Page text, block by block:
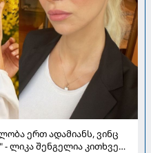
ერთ ადამიანს, ვინც
ლიკა შენგელია კითხვებს